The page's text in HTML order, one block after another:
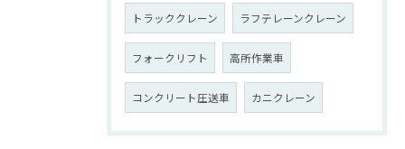
トラッククレーン ラフテレーンクレーン
フォークリフト 高所作業車
コンクリート圧送車 カニクレーン